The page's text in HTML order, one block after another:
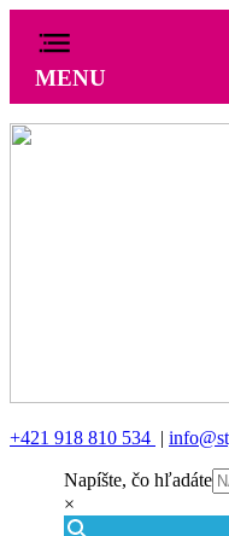
MENU
+421 918 810 534 |
Napíšte, čo hľadáte
×